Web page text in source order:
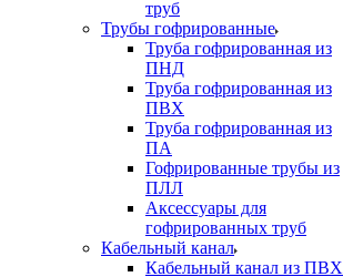
труб
Трубы гофрированные
Труба гофрированная из
ПНД
Труба гофрированная из
ПВХ
Труба гофрированная из
ПА
Гофрированные трубы из
ПЛЛ
Аксессуары для
гофрированных труб
Кабельный канал
Кабельный канал из ПВХ